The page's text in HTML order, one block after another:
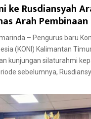
ke Rusdiansyah
Arah
– Pengurus baru
(KONI) Kalimantan
kunjungan silaturahmi
sebelumnya,